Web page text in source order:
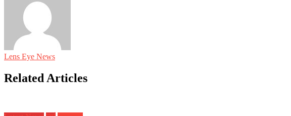
Lens Eye News
Related Articles